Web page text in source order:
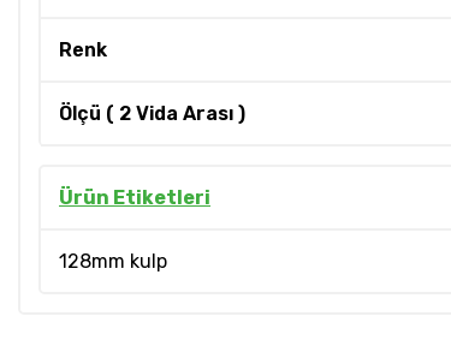
Renk
Ölçü ( 2 Vida Arası )
Ürün Etiketleri
128mm kulp